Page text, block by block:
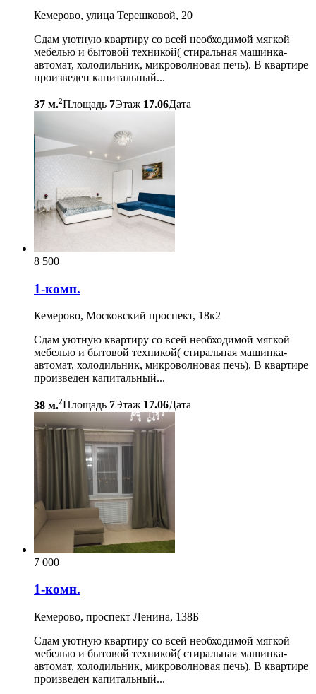
Кемерово, улица Терешковой, 20
Сдам уютную квартиру со всей необходимой мягкой
мебелью и бытовой техникой( стиральная машинка-
автомат, холодильник, микроволновая печь). В квартире
произведен капитальный...
37 м.2Площадь 7Этаж 17.06Дата
8 500
1-комн.
Кемерово, Московский проспект, 18к2
Сдам уютную квартиру со всей необходимой мягкой
мебелью и бытовой техникой( стиральная машинка-
автомат, холодильник, микроволновая печь). В квартире
произведен капитальный...
38 м.2Площадь 7Этаж 17.06Дата
7 000
1-комн.
Кемерово, проспект Ленина, 138Б
Сдам уютную квартиру со всей необходимой мягкой
мебелью и бытовой техникой( стиральная машинка-
автомат, холодильник, микроволновая печь). В квартире
произведен капитальный...